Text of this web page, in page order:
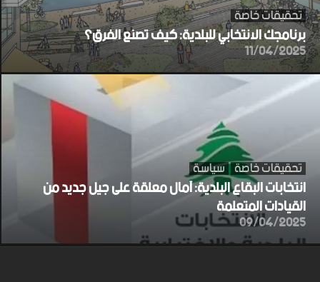
تحقيقات خاصة
برنامجك الانتخابي للبلدية: كيف تصنع الفرق؟
11/04/2025
تحقيقات خاصة سياسة
انتخابات البقاع البلدية: آمال معلقة على جيل جديد من
القيادات المتعلمة
09/04/2025